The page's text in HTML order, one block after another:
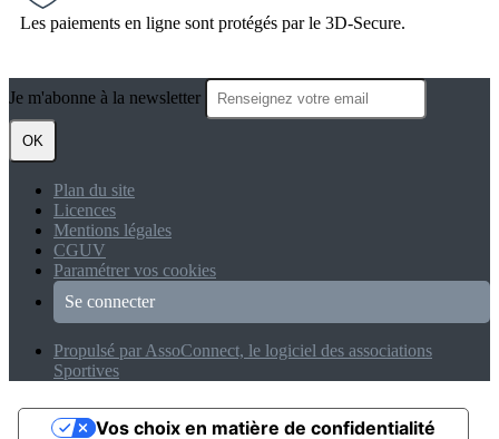
Les paiements en ligne sont protégés par le 3D-Secure.
Je m'abonne à la newsletter
OK
Plan du site
Licences
Mentions légales
CGUV
Paramétrer vos cookies
Se connecter
Propulsé par AssoConnect, le logiciel des associations
Sportives
Vos choix en matière de confidentialité